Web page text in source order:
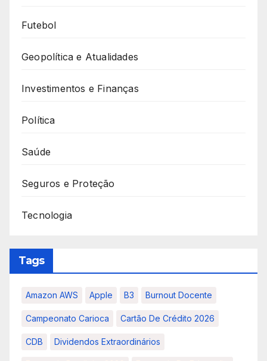
Futebol
Geopolítica e Atualidades
Investimentos e Finanças
Política
Saúde
Seguros e Proteção
Tecnologia
Tags
Amazon AWS Apple B3 Burnout Docente
Campeonato Carioca Cartão De Crédito 2026
CDB Dividendos Extraordinários